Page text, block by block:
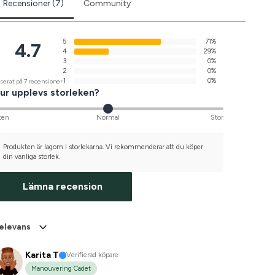
Recensioner (7) Community
4.7
på 7 recensioner
5
71%
4
29%
3
0%
2
0%
1
0%
upplevs storleken?
Normal Stor
Produkten är lagom i storlekarna. Vi rekommenderar att du köper
din vanliga storlek.
Lämna recension
Karita T
Verifierad köpare
Manouvering Cadet